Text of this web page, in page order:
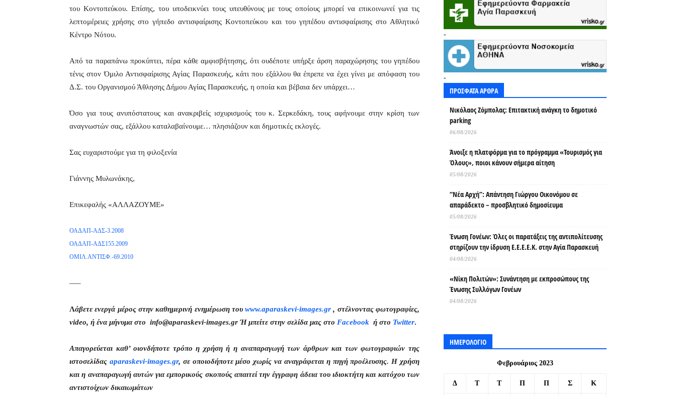
του Κοντοπεύκου. Επίσης, του υποδεικνύει τους υπευθύνους με τους οποίους μπορεί να επικοινωνεί για τις
λεπτομέρειες χρήσης στο γήπεδο αντισφαίρισης Κοντοπεύκου και του γηπέδου αντισφαίρισης στο Αθλητικό
Κέντρο Νότου.
Από τα παραπάνω προκύπτει, πέρα κάθε αμφισβήτησης, ότι ουδέποτε υπήρξε άρση παραχώρησης του γηπέδου
τένις στον Όμιλο Αντισφαίρισης Αγίας Παρασκευής, κάτι που εξάλλου θα έπρεπε να έχει γίνει με απόφαση του
Δ.Σ. του Οργανισμού Άθλησης Δήμου Αγίας Παρασκευής, η οποία και βέβαια δεν υπάρχει…
Όσο για τους ανυπόστατους και ανακριβείς ισχυρισμούς του κ. Σερκεδάκη, τους αφήνουμε στην κρίση των
αναγνωστών σας, εξάλλου καταλαβαίνουμε… πλησιάζουν και δημοτικές εκλογές.
Σας ευχαριστούμε για τη φιλοξενία
Γιάννης Μυλωνάκης,
Επικεφαλής «ΑΛΛΑΖΟΥΜΕ»
ΟΑΔΑΠ-ΑΔΣ-3.2008
ΟΑΔΑΠ-ΑΔΣ155.2009
ΟΜΙΛ.ΑΝΤΙΣΦ.-69.2010
—–
Λάβετε ενεργά μέρος στην καθημερινή ενημέρωση τουwww.aparaskevi-images.gr , στέλνοντας φωτογραφίες,
video, ή ένα μήνυμα στο info@aparaskevi-images.gr Ή μπείτε στην σελίδα μας στο Facebook ή στο Twitter.
Απαγορεύεται καθ’ οιονδήποτε τρόπο η χρήση ή η αναπαραγωγή των άρθρων και των φωτογραφιών της
ιστοσελίδας aparaskevi-images.gr, σε οποιοδήποτε μέσο χωρίς να αναγράφεται η πηγή προέλευσης. Η χρήση
και η αναπαραγωγή αυτών για εμπορικούς σκοπούς απαιτεί την έγγραφη άδεια του ιδιοκτήτη και κατόχου των
αντιστοίχων δικαιωμάτων
-
-
ΠΡΟΣΦΑΤΑ ΑΡΘΡΑ
Νικόλαος Ζόμπολας: Επιτακτική ανάγκη το δημοτικό
parking
06/08/2026
Άνοιξε η πλατφόρμα για το πρόγραμμα «Τουρισμός για
Όλους», ποιοι κάνουν σήμερα αίτηση
05/08/2026
“Νέα Αρχή”: Απάντηση Γιώργου Οικονόμου σε
απαράδεκτο – προσβλητικό δημοσίευμα
05/08/2026
Ένωση Γονέων: Όλες οι παρατάξεις της αντιπολίτευσης
στηρίζουν την ίδρυση Ε.Ε.Ε.Ε.Κ. στην Αγία Παρασκευή
04/08/2026
«Νίκη Πολιτών»: Συνάντηση με εκπροσώπους της
Ένωσης Συλλόγων Γονέων
04/08/2026
ΗΜΕΡΟΛΟΓΙΟ
Φεβρουάριος 2023
Δ Τ Τ Π Π Σ Κ